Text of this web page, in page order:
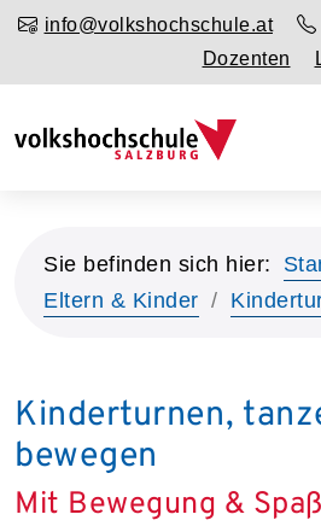
info@volkshochschule.at
Dozenten
Sie befinden sich hier:
Eltern & Kinder
Kinderturnen,
bewegen
Mit Bewegung &